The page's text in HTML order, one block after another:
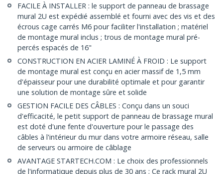
FACILE À INSTALLER : le support de panneau de brassage
mural 2U est expédié assemblé et fourni avec des vis et des
écrous cage carrés M6 pour faciliter l'installation ; matériel
de montage mural inclus ; trous de montage mural pré-
percés espacés de 16"
CONSTRUCTION EN ACIER LAMINÉ À FROID : Le support
de montage mural est conçu en acier massif de 1,5 mm
d'épaisseur pour une durabilité optimale et pour garantir
une solution de montage sûre et solide
GESTION FACILE DES CÂBLES : Conçu dans un souci
d'efficacité, le petit support de panneau de brassage mural
est doté d'une fente d'ouverture pour le passage des
câbles à l'intérieur du mur dans votre armoire réseau, salle
de serveurs ou armoire de câblage
AVANTAGE STARTECH.COM : Le choix des professionnels
de l'informatique depuis plus de 30 ans ; Ce rack mural 2U